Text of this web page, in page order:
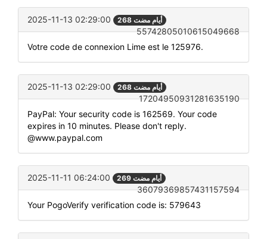
2025-11-13 02:29:00 268 أيام مضت
55742805010615049668
Votre code de connexion Lime est le 125976.
2025-11-13 02:29:00 268 أيام مضت
17204950931281635190
PayPal: Your security code is 162569. Your code
expires in 10 minutes. Please don't reply.
@www.paypal.com
2025-11-11 06:24:00 269 أيام مضت
36079369857431157594
Your PogoVerify verification code is: 579643